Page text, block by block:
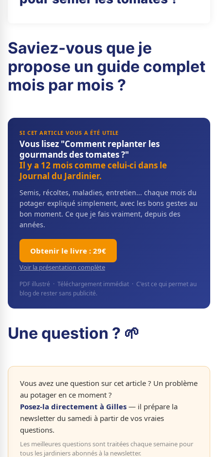
Saviez-vous que je
propose un guide complet
mois par mois ?
SI CET ARTICLE VOUS A ÉTÉ UTILE
Vous lisez "Comment replanter les
gourmands des tomates ?"
Il y a 12 mois comme celui-ci dans le
Journal du Jardinier.
Semis, récoltes, maladies, entretien... chaque mois du
potager expliqué simplement, avec les bons gestes au
bon moment. Ce que je fais vraiment, depuis des
années.
Obtenir le livre : 29€
Voir la présentation complète
PDF illustré · Téléchargement immédiat · C'est ce qui permet au
blog de rester sans publicité.
Une question ? 🌱
Vous avez une question sur cet article ? Un problème
au potager en ce moment ?
Posez-la directement à Gilles — il prépare la
newsletter du samedi à partir de vos vraies
questions.
Les meilleures questions sont traitées chaque semaine pour
tous les jardiniers abonnés à la newsletter.